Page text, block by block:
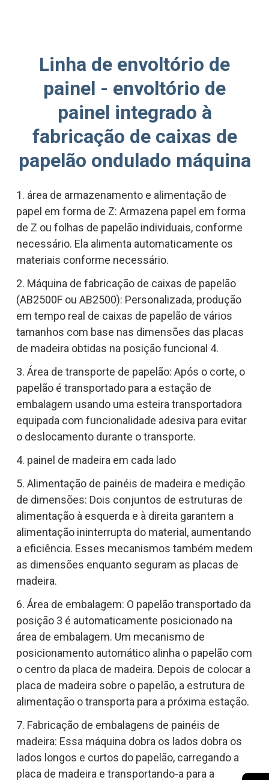
Linha de envoltório de
painel - envoltório de
painel integrado à
fabricação de caixas de
papelão ondulado máquina
1. área de armazenamento e alimentação de
papel em forma de Z: Armazena papel em forma
de Z ou folhas de papelão individuais, conforme
necessário. Ela alimenta automaticamente os
materiais conforme necessário.
2. Máquina de fabricação de caixas de papelão
(AB2500F ou AB2500): Personalizada, produção
em tempo real de caixas de papelão de vários
tamanhos com base nas dimensões das placas
de madeira obtidas na posição funcional 4.
3. Área de transporte de papelão: Após o corte, o
papelão é transportado para a estação de
embalagem usando uma esteira transportadora
equipada com funcionalidade adesiva para evitar
o deslocamento durante o transporte.
4. painel de madeira em cada lado
5. Alimentação de painéis de madeira e medição
de dimensões: Dois conjuntos de estruturas de
alimentação à esquerda e à direita garantem a
alimentação ininterrupta do material, aumentando
a eficiência. Esses mecanismos também medem
as dimensões enquanto seguram as placas de
madeira.
6. Área de embalagem: O papelão transportado da
posição 3 é automaticamente posicionado na
área de embalagem. Um mecanismo de
posicionamento automático alinha o papelão com
o centro da placa de madeira. Depois de colocar a
placa de madeira sobre o papelão, a estrutura de
alimentação o transporta para a próxima estação.
7. Fabricação de embalagens de painéis de
madeira: Essa máquina dobra os lados dobra os
lados longos e curtos do papelão, carregando a
placa de madeira e transportando-a para a